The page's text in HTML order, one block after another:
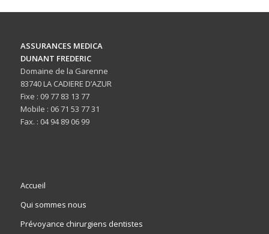
ASSURANCES MEDICA
DUNANT FREDERIC
Domaine de la Garenne
83740 LA CADIERE D’AZUR
Fixe : 09 77 83 13 77
Mobile : 06 71 53 77 31
Fax. : 04 94 89 06 99
Accueil
Qui sommes nous
Prévoyance chirurgiens dentistes